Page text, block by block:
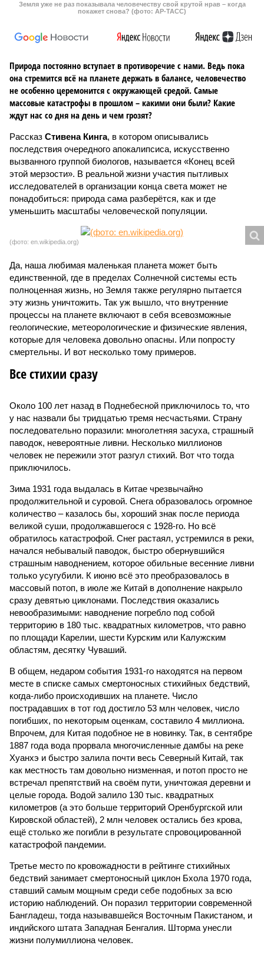
Земля уже не раз показывала человечеству свой крутой нрав – когда
покажет снова? (фото: АР-ТАСС)
Природа постоянно вступает в противоречие с нами. Ведь пока
она стремится всё на планете держать в балансе, человечество
не особенно церемонится с окружающей средой. Самые
массовые катастрофы в прошлом – какими они были? Какие
ждут нас со дня на день и чем грозят?
Рассказ Стивена Кинга, в котором описывались
последствия очередного апокалипсиса, искусственно
вызванного группой биологов, называется «Конец всей
этой мерзости». В реальной жизни участия пытливых
исследователей в организации конца света может не
понадобиться: природа сама разберётся, как и где
уменьшить масштабы человеческой популяции.
(фото: en.wikipedia.org)
Да, наша любимая маленькая планета может быть
единственной, где в пределах Солнечной системы есть
полноценная жизнь, но Земля также регулярно пытается
эту жизнь уничтожить. Так уж вышло, что внутренние
процессы на планете включают в себя всевозможные
геологические, метеорологические и физические явления,
которые для человека довольно опасны. Или попросту
смертельны. И вот несколько тому примеров.
Все стихии сразу
Около 100 лет назад в Поднебесной приключилось то, что
у нас назвали бы тридцатью тремя несчастьями. Страну
последовательно поразили: многолетняя засуха, страшный
паводок, невероятные ливни. Несколько миллионов
человек не пережили этот разгул стихий. Вот что тогда
приключилось.
Зима 1931 года выдалась в Китае чрезвычайно
продолжительной и суровой. Снега образовалось огромное
количество – казалось бы, хороший знак после периода
великой суши, продолжавшегося с 1928-го. Но всё
обратилось катастрофой. Снег растаял, устремился в реки,
начался небывалый паводок, быстро обернувшийся
страшным наводнением, которое обильные весенние ливни
только усугубили. К июню всё это преобразовалось в
массовый потоп, в июле же Китай в дополнение накрыло
сразу девятью циклонами. Последствия оказались
невообразимыми: наводнение погребло под собой
территорию в 180 тыс. квадратных километров, что равно
по площади Карелии, шести Курским или Калужским
областям, десятку Чуваший.
В общем, недаром события 1931-го находятся на первом
месте в списке самых смертоносных стихийных бедствий,
когда-либо происходивших на планете. Число
пострадавших в тот год достигло 53 млн человек, число
погибших, по некоторым оценкам, составило 4 миллиона.
Впрочем, для Китая подобное не в новинку. Так, в сентябре
1887 года вода прорвала многочисленные дамбы на реке
Хуанхэ и быстро залила почти весь Северный Китай, так
как местность там довольно низменная, и потоп просто не
встречал препятствий на своём пути, уничтожая деревни и
целые города. Водой залило 130 тыс. квадратных
километров (а это больше территорий Оренбургской или
Кировской областей), 2 млн человек остались без крова,
ещё столько же погибли в результате спровоцированной
катастрофой пандемии.
Третье место по кровожадности в рейтинге стихийных
бедствий занимает смертоносный циклон Бхола 1970 года,
ставший самым мощным среди себе подобных за всю
историю наблюдений. Он поразил территории современной
Бангладеш, тогда называвшейся Восточным Пакистаном, и
индийского штата Западная Бенгалия. Шторма унесли
жизни полумиллиона человек.